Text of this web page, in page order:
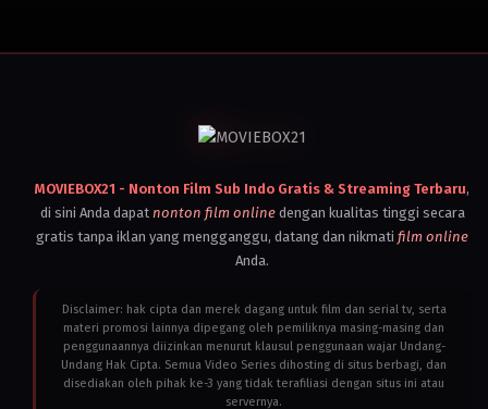
Russia,
Canada,
Philippines
United
United
States,
Vietnam
Ball
MOVIEBOX21 - Nonton Film Sub Indo Gratis & Streaming Terbaru,
di sini Anda dapat nonton film onlinedengan kualitas tinggi secara
gratis tanpa iklan yang mengganggu, datang dan nikmati film online
Anda.
Disclaimer: hak cipta dan merek dagang untuk film dan serial tv, serta
materi promosi lainnya dipegang oleh pemiliknya masing-masing dan
penggunaannya diizinkan menurut klausul penggunaan wajar Undang-
Undang Hak Cipta. Semua Video Series dihosting di situs berbagi, dan
disediakan oleh pihak ke-3 yang tidak terafiliasi dengan situs ini atau
servernya.